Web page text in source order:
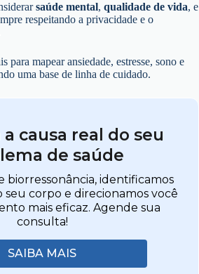
saúde mental, qualidade de vida, e
respeitando a privacidade e o
para mapear ansiedade, estresse, sono e
uma base de linha de cuidado.
causa real do seu
de saúde
biorressonância, identificamos
corpo e direcionamos você
mais eficaz. Agende sua
consulta!
SAIBA MAIS